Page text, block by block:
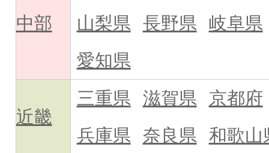
中部
山梨県
長野県
岐阜県
愛知県
近畿
三重県 滋賀県
京都府
兵庫県
奈良県 和歌山